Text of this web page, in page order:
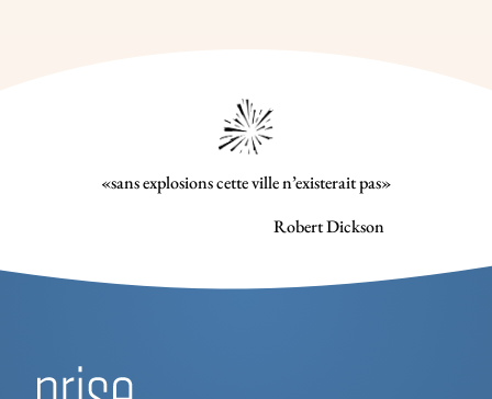
«sans explosions cette ville n’existerait pas»
Robert Dickson